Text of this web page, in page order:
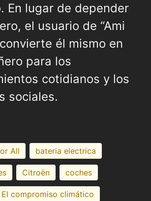
En lugar de depender
el usuario de “Ami
él mismo en
para los
cotidianos y los
sociales.
All bateria electrica
Citroën coches
El compromiso climático